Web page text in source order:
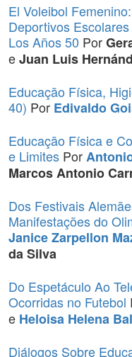
El Voleibol
Deportivos
Los Años 50 Por
eJuan Luis
Educação Física,
40) Por Edivaldo
Educação Física e
e Limites Por
Marcos Antonio
Dos Festivais
Manifestações do
Janice Zarpellon
da Silva
Do Espetáculo Ao
Ocorridas no Futebol
e Heloisa Helena
Diálogos Sobre